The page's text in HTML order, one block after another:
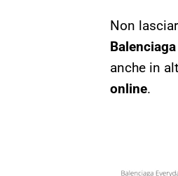
Non
anche in
online.